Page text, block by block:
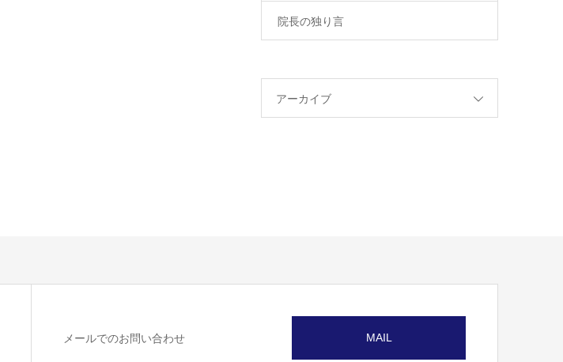
院長の独り言
アーカイブ
メールでのお問い合わせ MAIL